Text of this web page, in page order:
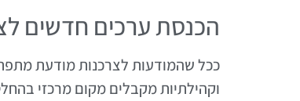
הכנסת ערכים חדשים
ככל שהמודעות לצרכנות מודעת
וקהילתיות מקבלים מקום מרכזי